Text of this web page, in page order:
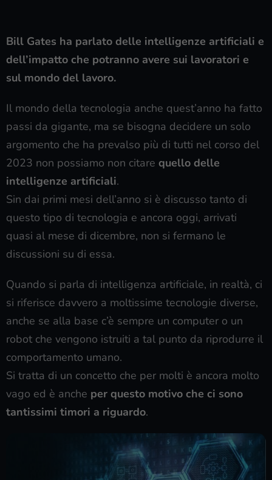
Bill Gates ha parlato delle intelligenze artificiali e
dell’impatto che potranno avere sui lavoratori e
sul mondo del lavoro.
Il mondo della tecnologia anche quest’anno ha fatto
passi da gigante, ma se bisogna decidere un solo
argomento che ha prevalso più di tutti nel corso del
2023 non possiamo non citare quello delle
intelligenze artificiali.
Sin dai primi mesi dell’anno si è discusso tanto di
questo tipo di tecnologia e ancora oggi, arrivati
quasi al mese di dicembre, non si fermano le
discussioni su di essa.
Quando si parla di intelligenza artificiale, in realtà, ci
si riferisce davvero a moltissime tecnologie diverse,
anche se alla base c’è sempre un computer o un
robot che vengono istruiti a tal punto da riprodurre il
comportamento umano.
Si tratta di un concetto che per molti è ancora molto
vago ed è anche per questo motivo che ci sono
tantissimi timori a riguardo.